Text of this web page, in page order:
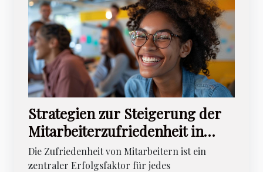
Strategien zur Steigerung der
Mitarbeiterzufriedenheit in
Start-ups
Die Zufriedenheit von Mitarbeitern ist ein
zentraler Erfolgsfaktor für jedes